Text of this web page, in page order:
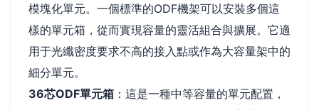
模塊化單元。一個標準的ODF機架可以安裝多個這
樣的單元箱，從而實現容量的靈活組合與擴展。它適
用于光纖密度要求不高的接入點或作為大容量架中的
細分單元。
36芯ODF單元箱 ：這是一種中等容量的單元配置，